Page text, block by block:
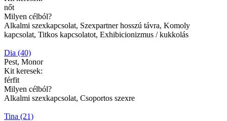
nőt
Milyen célból?
Alkalmi szexkapcsolat, Szexpartner hosszú távra, Komoly
kapcsolat, Titkos kapcsolatot, Exhibicionizmus / kukkolás
Dia (40)
Pest, Monor
Kit keresek:
férfit
Milyen célból?
Alkalmi szexkapcsolat, Csoportos szexre
Tina (21)